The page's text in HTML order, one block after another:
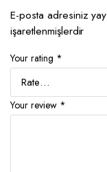
E-posta adresiniz
işaretlenmişlerdir
Your rating *
Your review *